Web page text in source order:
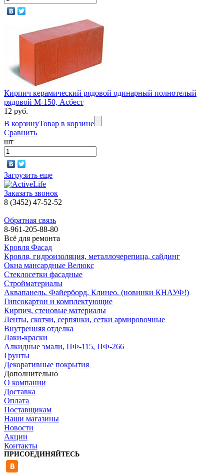
Кирпич керамический рядовой одинарный полнотелый
рядовой М-150, Асбест
12 руб.
В корзинуТовар в корзине
Сравнить
шт
Загрузить еще
Заказать звонок
8 (3452) 47-52-52
Обратная связь
8-961-205-88-80
Всё для ремонта
Кровля Фасад
Кровля, гидроизоляция, металлочерепица, сайдинг
Окна мансардные Велюкс
Стеклосетки фасадные
Стройматериалы
Аквапанель. Файерборд. Клинео. (новинки КНАУФ!)
Гипсокартон и комплектующие
Кирпич, стеновые материалы
Ленты, скотчи, серпянки, сетки армировочные
Внутренняя отделка
Лаки-краски
Алкидные эмали, ПФ-115, ПФ-266
Грунты
Декоративные покрытия
Дополнительно
О компании
Доставка
Оплата
Поставщикам
Наши магазины
Новости
Акции
Контакты
ПРИСОЕДИНЯЙТЕСЬ